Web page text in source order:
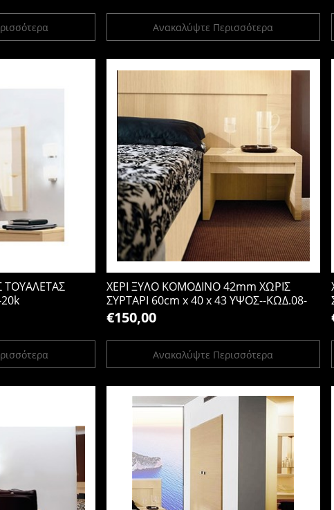
Ανακαλύψτε Περισσότερα
ΤΟΥΑΛΕΤΑΣ
ΧΕΡΙ ΞΥΛΟ ΚΟΜΟΔΙΝΟ 42mm ΧΩΡΙΣ
ΣΥΡΤΑΡΙ 60cm x 40 x 43 ΥΨΟΣ--ΚΩΔ.08-
20g-0s
€150,00
Ανακαλύψτε Περισσότερα